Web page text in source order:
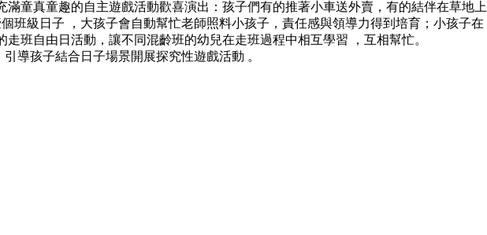
童真童趣的自主遊戲活動歡喜演出：孩子們有的推著小車送外賣，有的結伴在草地上
子 ，大孩子會自動幫忙老師照料小孩子，責任感與領導力得到培育；小孩子在
自由日活動，讓不同混齡班的幼兒在走班過程中相互學習 ，互相幫忙。
引導孩子結合日子場景開展探究性遊戲活動 。